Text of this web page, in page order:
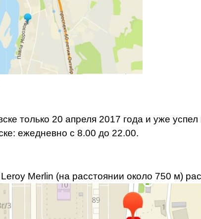
только 20 апреля 2017 года и уже
ежедневно с 8.00 до 22.00.
Merlin (на расстоянии около 750 м)